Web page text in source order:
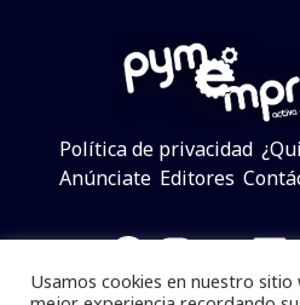
Política de privacidad
Anúnciate Editores
Facebook
Usamos cookies en nuestro